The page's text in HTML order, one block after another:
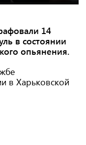
14
в состоянии
опьянения.
в Харьковской